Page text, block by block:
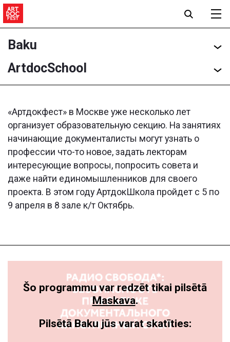
Baku
ArtdocSchool
«Артдокфест» в Москве уже несколько лет
организует образовательную секцию. На занятиях
начинающие документалисты могут узнать о
профессии что-то новое, задать лекторам
интересующие вопросы, попросить совета и
даже найти единомышленников для своего
проекта. В этом году АртдокШкола пройдет с 5 по
9 апреля в 8 зале к/т Октябрь.
Šo programmu var redzēt tikai pilsētā
Maskava.
Pilsētā Baku jūs varat skatīties: